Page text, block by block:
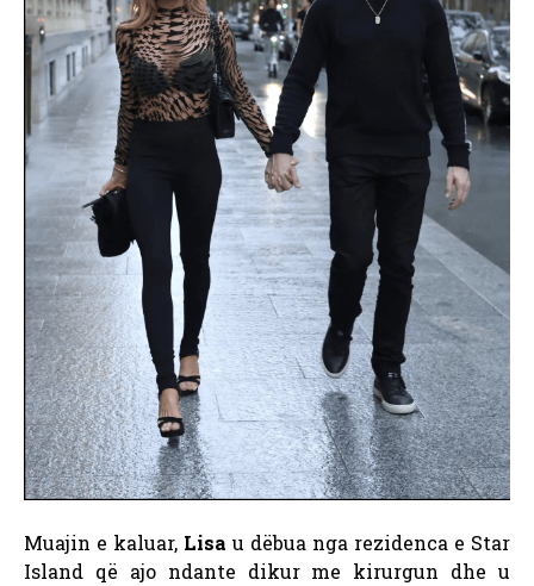
Muajin e kaluar, Lisa u dëbua nga rezidenca e Star
Island që ajo ndante dikur me kirurgun dhe u